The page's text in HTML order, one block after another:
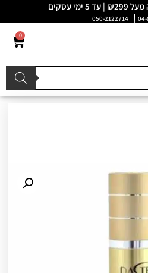
עסקים
050-2122714
0